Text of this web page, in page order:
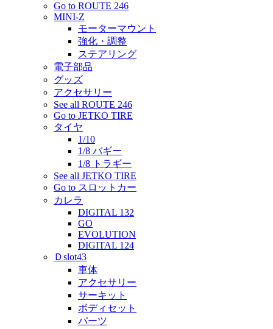
Go to ROUTE 246
MINI-Z
モーターマウント
強化・調整
ステアリング
電子部品
グッズ
アクセサリー
See all ROUTE 246
Go to JETKO TIRE
タイヤ
1/10
1/8 バギー
1/8 トラギー
See all JETKO TIRE
Go to スロットカー
カレラ
DIGITAL 132
GO
EVOLUTION
DIGITAL 124
Ｄslot43
車体
アクセサリー
サーキット
ボディセット
パーツ